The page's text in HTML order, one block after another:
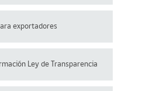
exportadores
Ley de Transparencia